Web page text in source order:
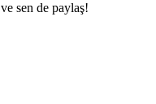
ve sen de paylaş!